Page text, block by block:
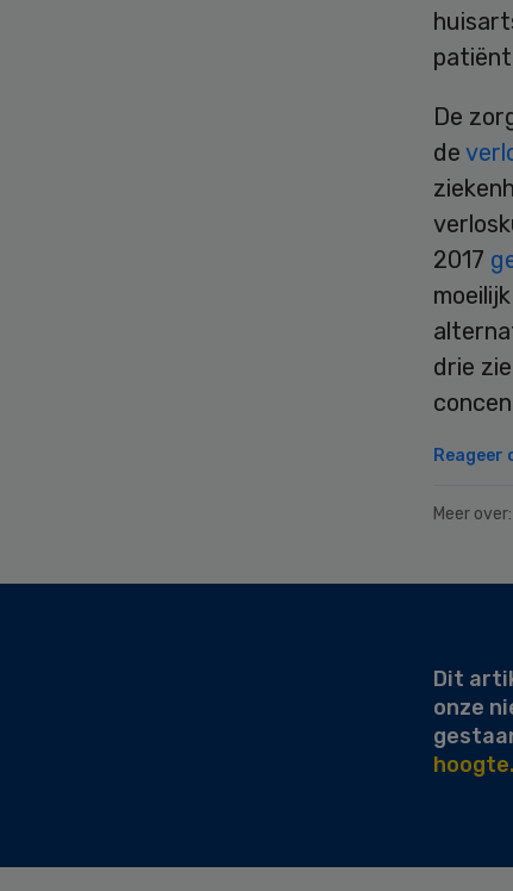
De
de
2017
drie
Reageer
Meer over:
Dit
onze
hoogte.